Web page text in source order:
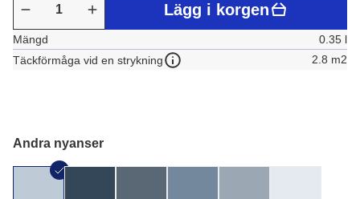
Lägg i korgen
Mängd
0.35 l
Täckförmåga vid en strykning
2.8 m2
Andra nyanser